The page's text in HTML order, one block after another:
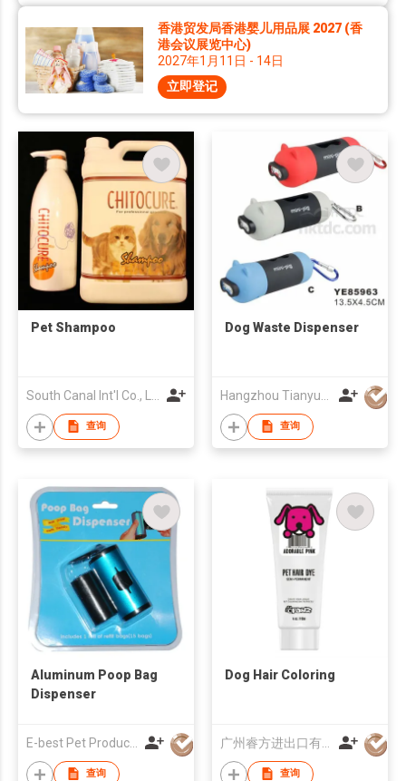
香港贸发局香港婴儿用品展 2027 (香
港会议展览中心)
2027年1月11日 - 14日
立即登记
Pet Shampoo
查询
Dog Waste Dispenser
查询
Aluminum Poop Bag
Dispenser
E-best Pet Product Co Limited
查询
Dog Hair Coloring
查询